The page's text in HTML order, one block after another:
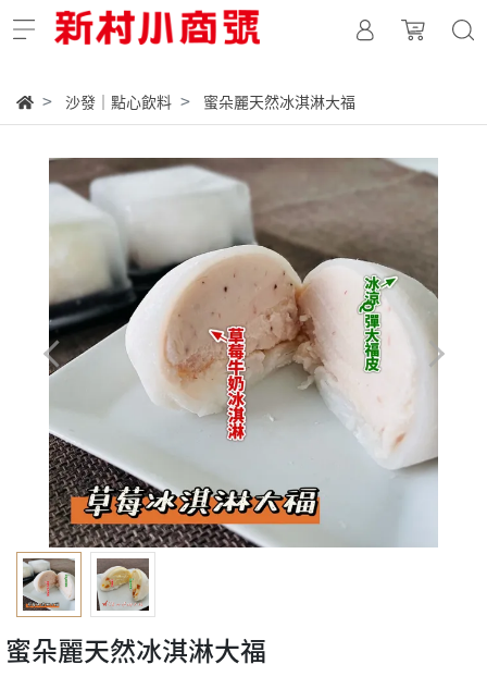
沙發｜點心飲料 蜜朵麗天然冰淇淋大福
蜜朵麗天然冰淇淋大福